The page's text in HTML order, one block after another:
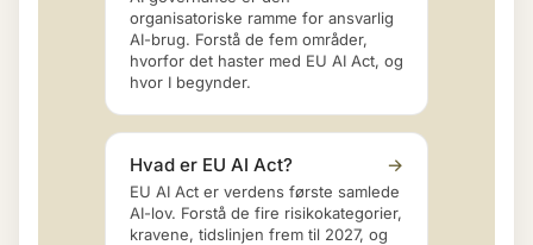
organisatoriske ramme for ansvarlig
AI-brug. Forstå de fem områder,
hvorfor det haster med EU AI Act, og
hvor I begynder.
Hvad er EU AI Act? →
EU AI Act er verdens første samlede
AI-lov. Forstå de fire risikokategorier,
kravene, tidslinjen frem til 2027, og